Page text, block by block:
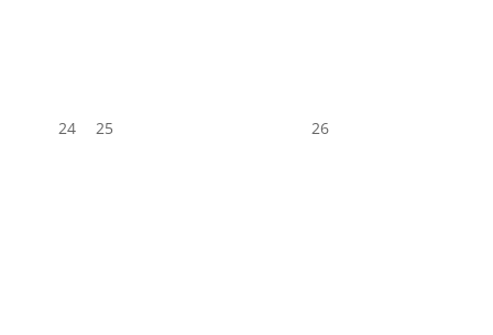
24 25 26